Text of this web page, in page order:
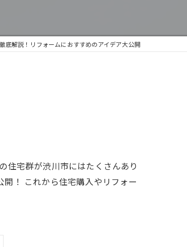
底解説！リフォームにおすすめのアイデア大公開
住宅群が渋川市にはたくさんあり
！ これから住宅購入やリフォー